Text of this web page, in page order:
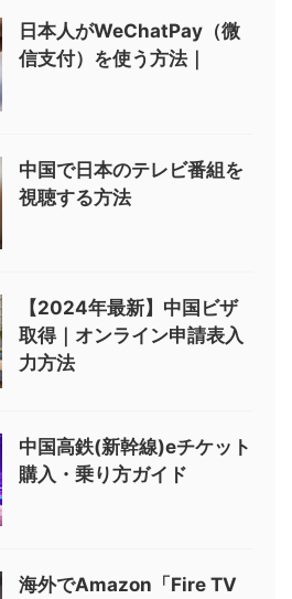
日本人がWeChatPay（微
信支付）を使う方法｜
中国で日本のテレビ番組を
視聴する方法
【2024年最新】中国ビザ
取得｜オンライン申請表入
力方法
中国高鉄(新幹線)eチケット
購入・乗り方ガイド
海外でAmazon「Fire TV